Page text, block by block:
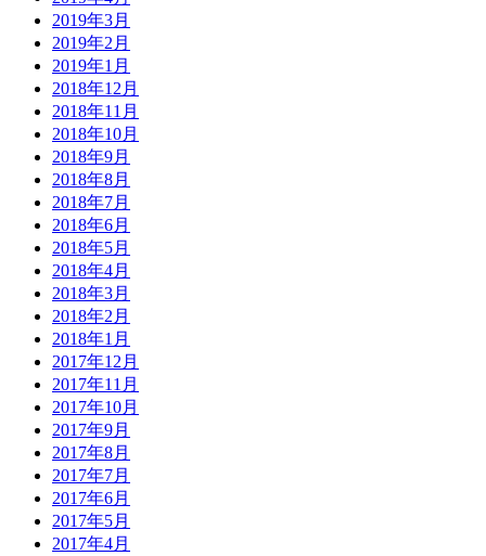
2019年3月
2019年2月
2019年1月
2018年12月
2018年11月
2018年10月
2018年9月
2018年8月
2018年7月
2018年6月
2018年5月
2018年4月
2018年3月
2018年2月
2018年1月
2017年12月
2017年11月
2017年10月
2017年9月
2017年8月
2017年7月
2017年6月
2017年5月
2017年4月